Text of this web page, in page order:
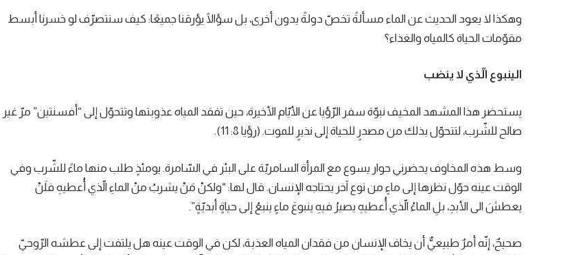
وهكذا لا يعود الحديث عن الماء مسألةً تخصّ دولةً بدون أخرى، بل سؤالًا يؤرقنا جميعًا: كيف سنتصرّف لو خسرنا أبسط
مقوّمات الحياة كالمياه والغذاء؟
الينبوع الّذي لا ينضب
يستحضر هذا المشهد المخيف نبوّة سفر الرّؤيا عن الأيّام الأخيرة، حين تفقد المياه عذوبتها وتتحوّل إلى “أفسنتين” مرّ غير
صالح للشّرب، لتتحوّل بذلك من مصدرٍ للحياة إلى نذيرٍ للموت. (رؤيا 8: 11).
وسط هذه المخاوف يحضرني حوار يسوع مع المرأة السامريّة على البئر في السّامرة. يومئذٍ طلب منها ماءً للشّرب وفي
الوقت عينه حوّل نظرها إلى ماءٍ من نوع آخر يحتاجه الإنسان. قال لها: “ولكنْ مَنْ يشربُ منْ الماءِ الّذي أُعطيهِ فلَنْ
يعطشَ الى الأبدِ، بلِ الماءُ الّذي أُعطيهِ يصيرُ فيهِ ينبوعَ ماءٍ ينبعُ إلى حياةٍ أبديّةٍ”.
صحيحٌ، إنّه أمرٌ طبيعيٌّ أن يخاف الإنسان من فقدان المياه العذبة، لكن في الوقت عينه هل يلتفت إلى عطشه الرّوحيّ